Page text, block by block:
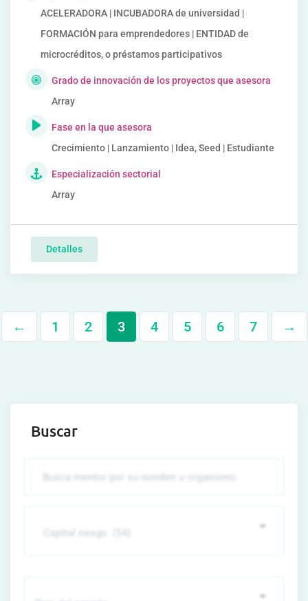
ACELERADORA | INCUBADORA de universidad |
FORMACIÓN para emprendedores | ENTIDAD de
microcréditos, o préstamos participativos
Grado de innovación de los proyectos que asesora
Array
Fase en la que asesora
Crecimiento | Lanzamiento | Idea, Seed | Estudiante
Especialización sectorial
Array
Detalles
← 1 2 3 4 5 6 7 →
Buscar